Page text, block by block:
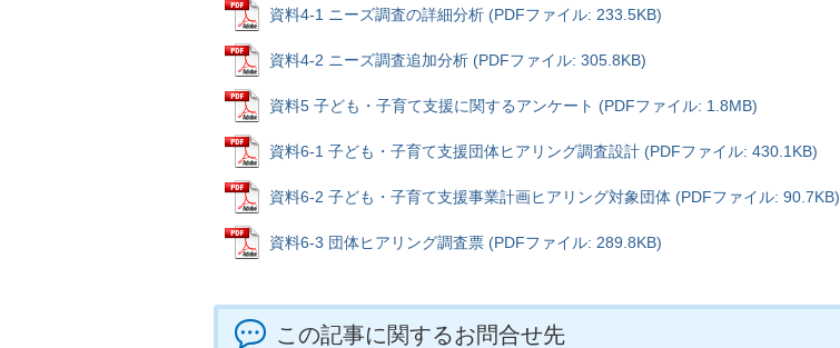
資料4-1 ニーズ調査の詳細分析 (PDFファイル: 233.5KB)
資料4-2 ニーズ調査追加分析 (PDFファイル: 305.8KB)
資料5 子ども・子育て支援に関するアンケート (PDFファイル: 1.8MB)
資料6-1 子ども・子育て支援団体ヒアリング調査設計 (PDFファイル: 430.1KB)
資料6-2 子ども・子育て支援事業計画ヒアリング対象団体 (PDFファイル: 90.7KB)
資料6-3 団体ヒアリング調査票 (PDFファイル: 289.8KB)
この記事に関するお問合せ先